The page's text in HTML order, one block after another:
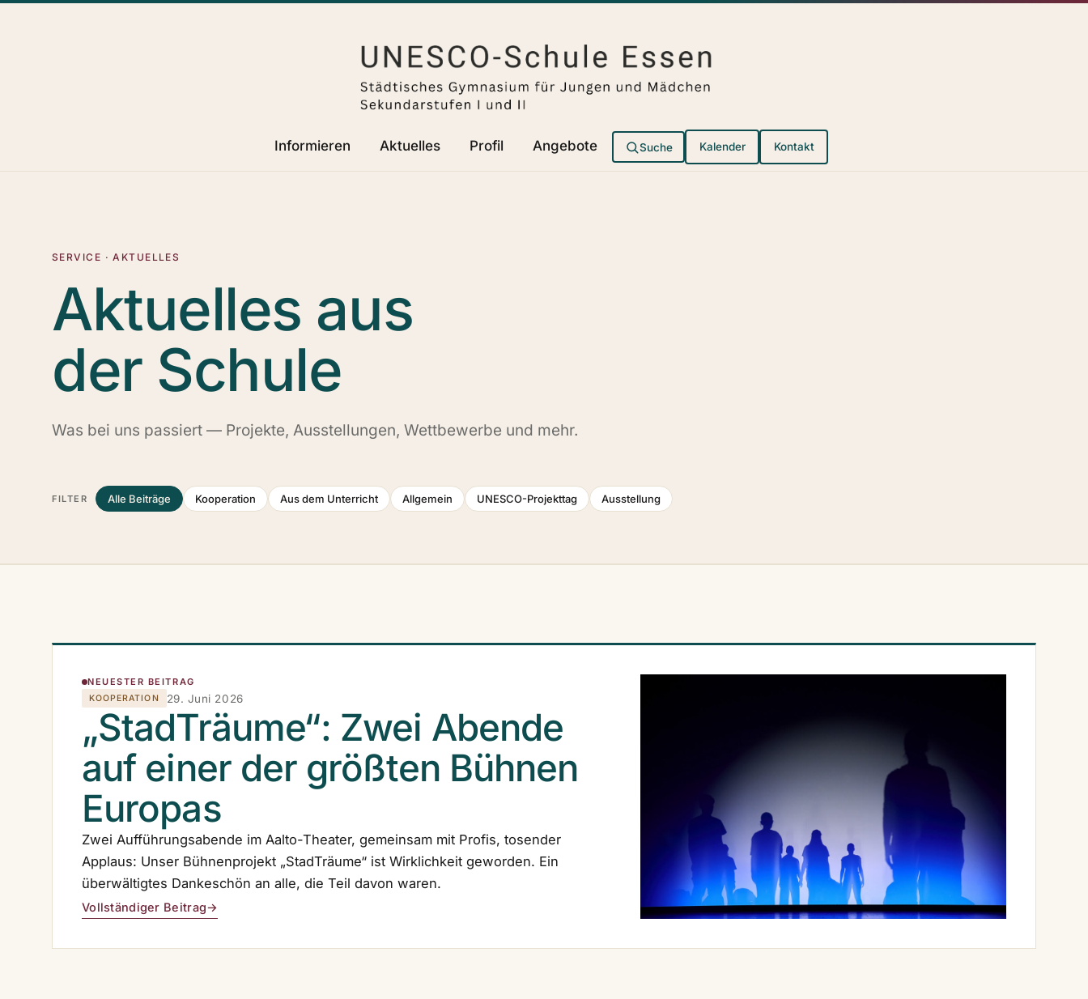
Informieren Aktuelles Profil Angebote Suche Kalender Kontakt
SERVICE · AKTUELLES
Aktuelles aus
der Schule
Was bei uns passiert — Projekte, Ausstellungen, Wettbewerbe und mehr.
FILTER Alle Beiträge Kooperation Aus dem Unterricht Allgemein UNESCO-Projekttag Ausstellung
NEUESTER BEITRAG
KOOPERATION 29. Juni 2026
„StadTräume“: Zwei Abende
auf einer der größten Bühnen
Europas
Zwei Aufführungsabende im Aalto-Theater, gemeinsam mit Profis, tosender
Applaus: Unser Bühnenprojekt „StadTräume“ ist Wirklichkeit geworden. Ein
überwältigtes Dankeschön an alle, die Teil davon waren.
Vollständiger Beitrag→